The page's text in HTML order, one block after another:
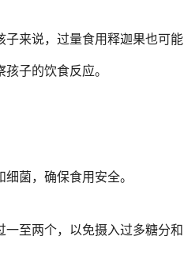
来说，过量食用释迦果也可能
子的饮食反应。
菌，确保食用安全。
至两个，以免摄入过多糖分和